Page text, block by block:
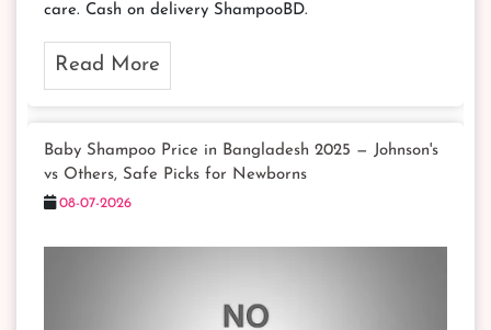
care. Cash on delivery ShampooBD.
Read More
Baby Shampoo Price in Bangladesh 2025 — Johnson's
vs Others, Safe Picks for Newborns
08-07-2026